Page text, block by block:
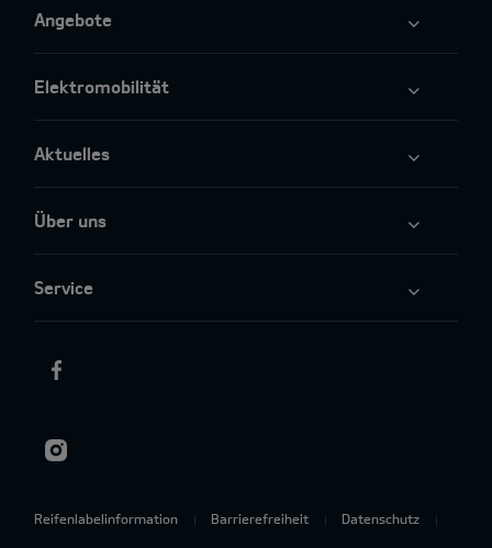
Angebote
Elektromobilität
Aktuelles
Über uns
Service
Reifenlabelinformation Barrierefreiheit Datenschutz